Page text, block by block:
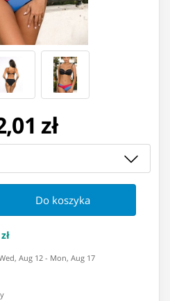
zł
Do koszyka
Aug 12- Mon, Aug 17